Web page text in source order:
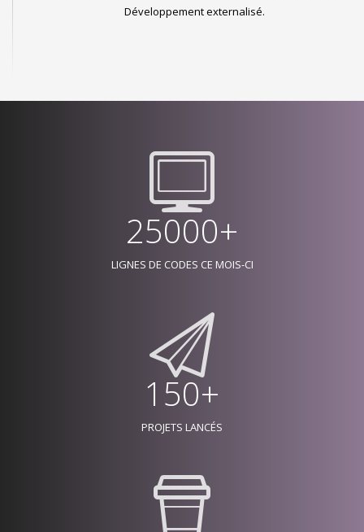
Développement externalisé.
25000+
LIGNES DE CODES CE MOIS-CI
150+
PROJETS LANCÉS